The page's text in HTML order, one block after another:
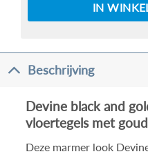
IN
Beschrijving
Devine black and
vloertegels met
Deze marmer look